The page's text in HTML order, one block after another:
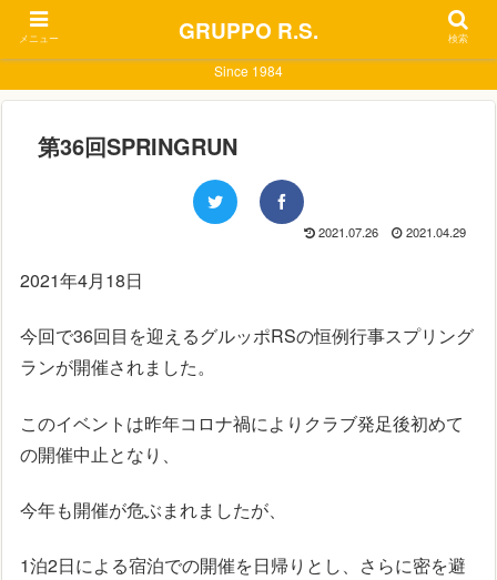
Since 1984
第36回SPRINGRUN
2021.07.26 2021.04.29
2021年4月18日
今回で36回目を迎えるグルッポRSの恒例行事スプリング
ランが開催されました。
このイベントは昨年コロナ禍によりクラブ発足後初めて
の開催中止となり、
今年も開催が危ぶまれましたが、
1泊2日による宿泊での開催を日帰りとし、さらに密を避
メニュー GRUPPO R.S. 検索